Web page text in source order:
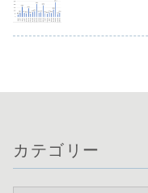
カテゴリー